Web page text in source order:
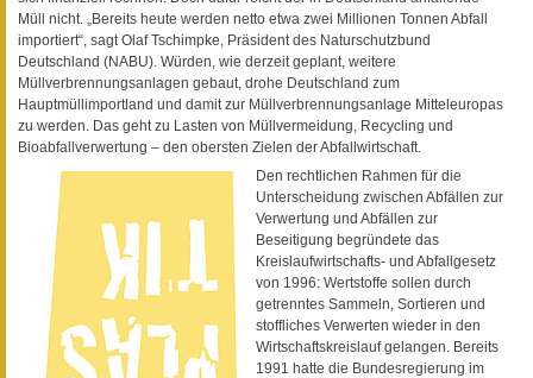
Müll nicht. „Bereits heute werden netto etwa zwei Millionen Tonnen Abfall
importiert“, sagt Olaf Tschimpke, Präsident des Naturschutzbund
Deutschland (NABU). Würden, wie derzeit geplant, weitere
Müllverbrennungsanlagen gebaut, drohe Deutschland zum
Hauptmüllimportland und damit zur Müllverbrennungsanlage Mitteleuropas
zu werden. Das geht zu Lasten von Müllvermeidung, Recycling und
Bioabfallverwertung – den obersten Zielen der Abfallwirtschaft.
Den rechtlichen Rahmen für die
Unterscheidung zwischen Abfällen zur
Verwertung und Abfällen zur
Beseitigung begründete das
Kreislaufwirtschafts- und Abfallgesetz
von 1996: Wertstoffe sollen durch
getrenntes Sammeln, Sortieren und
stoffliches Verwerten wieder in den
Wirtschaftskreislauf gelangen. Bereits
1991 hatte die Bundesregierung im